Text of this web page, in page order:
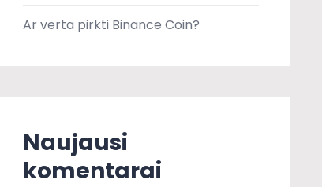
Ar verta pirkti Binance Coin?
Naujausi
komentarai